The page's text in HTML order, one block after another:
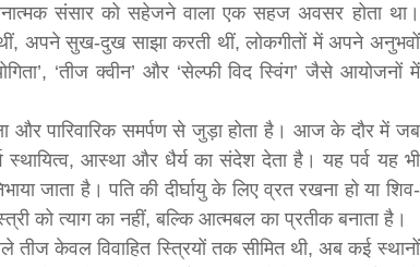
संसार को सहेजने वाला एक सहज अवसर होता था।
थीं, अपने सुख-दुख साझा करती थीं, लोकगीतों में अपने अनुभवों
‘तीज क्वीन’ और ‘सेल्फी विद स्विंग’ जैसे आयोजनों में
और पारिवारिक समर्पण से जुड़ा होता है। आज के दौर में जब
स्थायित्व, आस्था और धैर्य का संदेश देता है। यह पर्व यह भी
जाता है। पति की दीर्घायु के लिए व्रत रखना हो या शिव-
को त्याग का नहीं, बल्कि आत्मबल का प्रतीक बनाता है।
केवल विवाहित स्त्रियों तक सीमित थी, अब कई स्थानों
बड़े अंतर से जीत हासिल करुँंगी –रेणु दाहाल
6 months ago
काठमांडू, फागुन ४ – चितवन क्षेत्र नम्बर ३ में प्रतिनिधिसभा